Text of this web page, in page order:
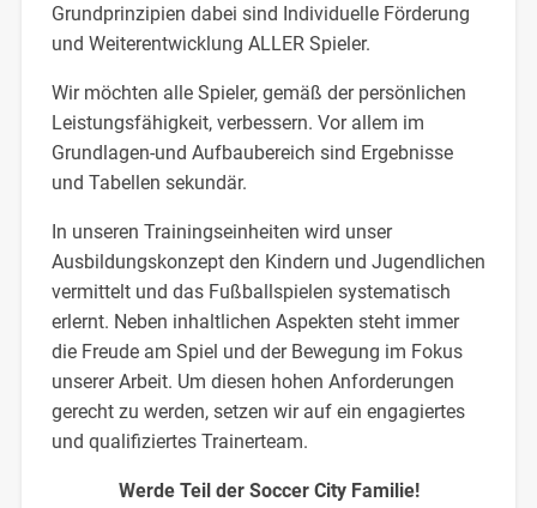
Grundprinzipien dabei sind Individuelle Förderung
und Weiterentwicklung ALLER Spieler.
Wir möchten alle Spieler, gemäß der persönlichen
Leistungsfähigkeit, verbessern. Vor allem im
Grundlagen-und Aufbaubereich sind Ergebnisse
und Tabellen sekundär.
In unseren Trainingseinheiten wird unser
Ausbildungskonzept den Kindern und Jugendlichen
vermittelt und das Fußballspielen systematisch
erlernt. Neben inhaltlichen Aspekten steht immer
die Freude am Spiel und der Bewegung im Fokus
unserer Arbeit. Um diesen hohen Anforderungen
gerecht zu werden, setzen wir auf ein engagiertes
und qualifiziertes Trainerteam.
Werde Teil der Soccer City Familie!